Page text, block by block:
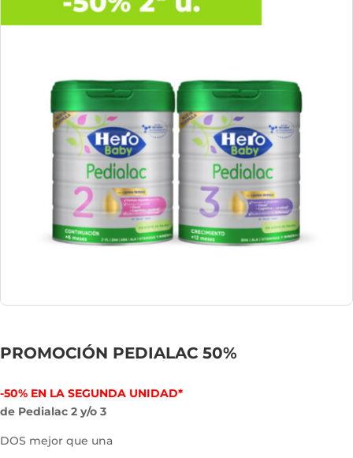
PROMOCIÓN PEDIALAC 50%
-50% EN LA SEGUNDA UNIDAD*
de Pedialac 2 y/o 3
DOS mejor que una